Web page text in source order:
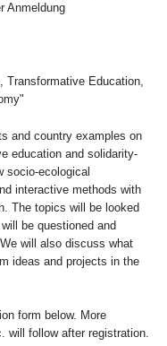
Anmeldung
Education,
and country examples on
education and solidarity-
socio-ecological
interactive methods with
The topics will be looked
be questioned and
will also discuss what
ideas and projects in the
form below. More
will follow after registration.